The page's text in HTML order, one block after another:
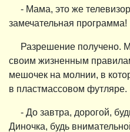
- Мама, это же
замечательная программа!
Разрешение получено.
своим жизненным
мешочек на молнии, в
в пластмассовом футляре.
- До завтра, дорогой,
Диночка, будь